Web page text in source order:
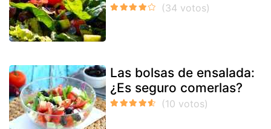
Las bolsas de ensalada:
¿Es seguro comerlas?